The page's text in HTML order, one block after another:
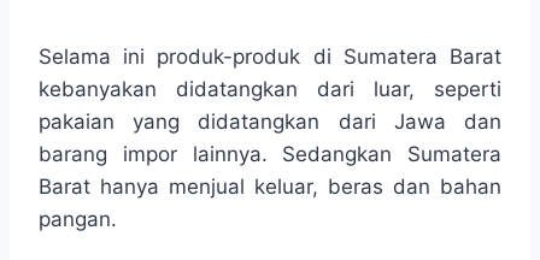
Selama ini produk-produk di Sumatera Barat
kebanyakan didatangkan dari luar, seperti
pakaian yang didatangkan dari Jawa dan
barang impor lainnya. Sedangkan Sumatera
Barat hanya menjual keluar, beras dan bahan
pangan.